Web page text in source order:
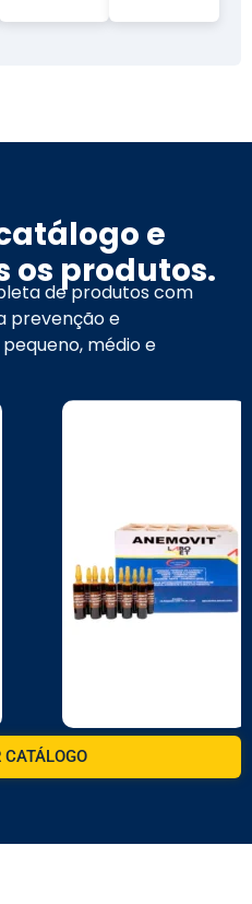
e
os produtos.
de produtos com
prevenção e
médio e